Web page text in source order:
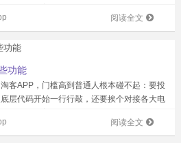
来的...
阅读全文
功能
APP，门槛高到普通人根本碰不起：要投
层代码开始一行行敲，还要挨个对接各大电
来的...
阅读全文